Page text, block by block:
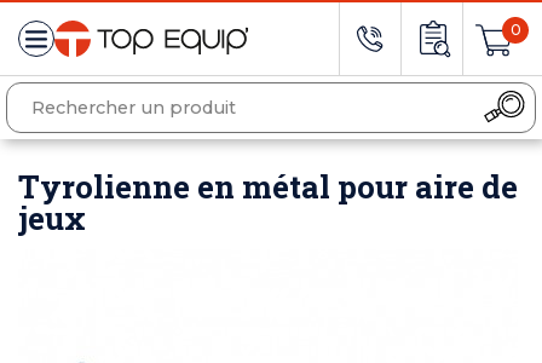
0
Tyrolienne en métal pour aire de
jeux